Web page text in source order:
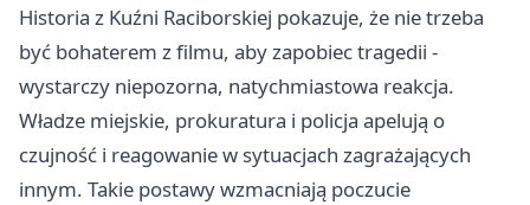
Historia z Kuźni Raciborskiej pokazuje, że nie trzeba
być bohaterem z filmu, aby zapobiec tragedii -
wystarczy niepozorna, natychmiastowa reakcja.
Władze miejskie, prokuratura i policja apelują o
czujność i reagowanie w sytuacjach zagrażających
innym. Takie postawy wzmacniają poczucie